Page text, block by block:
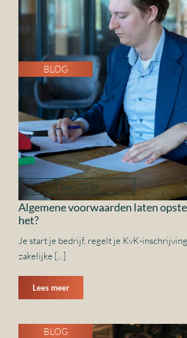
BLOG
1 mei 2026
Algemene voorwaarden laten
het?
Je start je bedrijf, regelt je KvK-
zakelijke [...]
Lees meer
BLOG